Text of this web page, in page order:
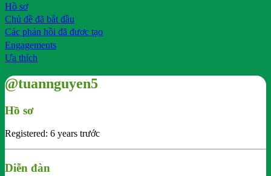
Hồ sơ
Chủ đề đã bắt đầu
Các phản hồi đã được tạo
Engagements
Ưa thích
@tuannguyen5
Hồ sơ
Registered: 6 years trước
Diễn đàn